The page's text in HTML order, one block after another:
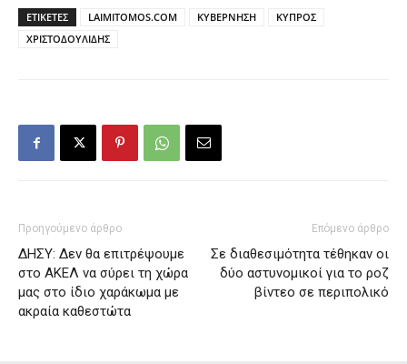
ΕΤΙΚΕΤΕΣ LAIMITOMOS.COM ΚΥΒΕΡΝΗΣΗ
ΚΥΠΡΟΣ
ΧΡΙΣΤΟΔΟΥΛΙΔΗΣ
Προηγούμενο άρθρο
ΔΗΣΥ: Δεν θα επιτρέψουμε
στο ΑΚΕΛ να σύρει τη χώρα
μας στο ίδιο χαράκωμα με
ακραία καθεστώτα
Επόμενο άρθρο
Σε διαθεσιμότητα τέθηκαν οι
δύο αστυνομικοί για το ροζ
βίντεο σε περιπολικό